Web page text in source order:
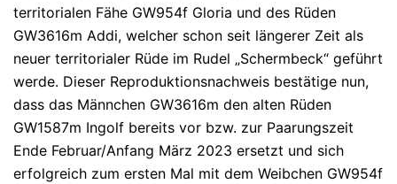
territorialen Fähe GW954f Gloria und des Rüden
GW3616m Addi, welcher schon seit längerer Zeit als
neuer territorialer Rüde im Rudel „Schermbeck“ geführt
werde. Dieser Reproduktionsnachweis bestätige nun,
dass das Männchen GW3616m den alten Rüden
GW1587m Ingolf bereits vor bzw. zur Paarungszeit
Ende Februar/Anfang März 2023 ersetzt und sich
erfolgreich zum ersten Mal mit dem Weibchen GW954f